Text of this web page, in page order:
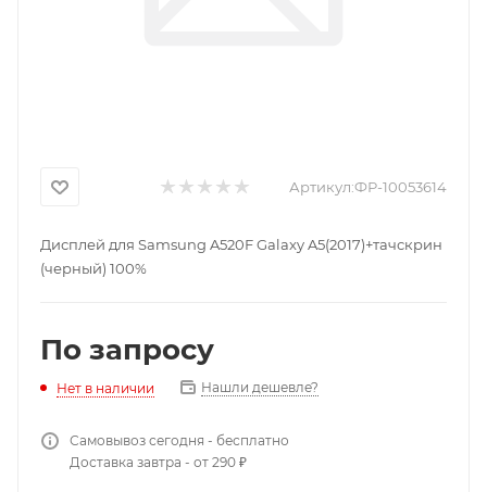
Артикул:ФР-10053614
Дисплей для Samsung A520F Galaxy A5(2017)+тачскрин
(черный) 100%
По запросу
Нет в наличии Нашли дешевле?
Самовывоз сегодня - бесплатно
Доставка завтра - от 290 ₽